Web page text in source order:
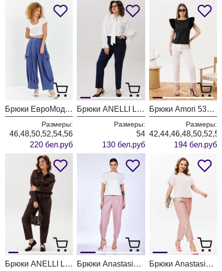
Брюки ЕвроМода 731 синий
Размеры:
46,48,50,52,54,56
220 бел.руб
Брюки ANELLI LAUREL 1718 глубина океана
Размеры:
54
130 бел.руб
Брюки Amori 5312 молоко
Размеры:
194 бел.руб
Брюки ANELLI LAUREL 1853 горячий шоколад Брюки Anastasia 979-3 холодный розовый Брюки Anastasia 979-3 пыльная роза